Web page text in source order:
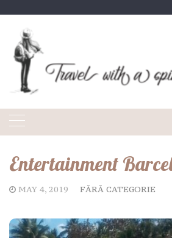
content
Entertainment
MAY 4, 2019 FĂRĂ CATEGORIE